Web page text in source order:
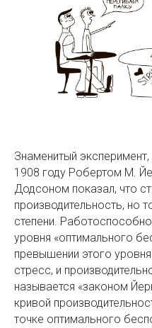
Знаменитый
1908 году Робертом М.
Додсоном показал, что
производительность, но
степени.
уровня «оптимального
превышении этого
стресс, и
называется «законом
кривой
точке оптимального